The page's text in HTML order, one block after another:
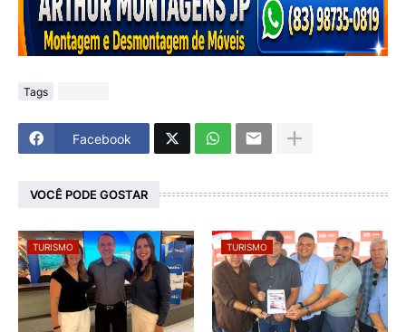
Tags
Facebook
VOCÊ PODE GOSTAR
TURISMO TURISMO